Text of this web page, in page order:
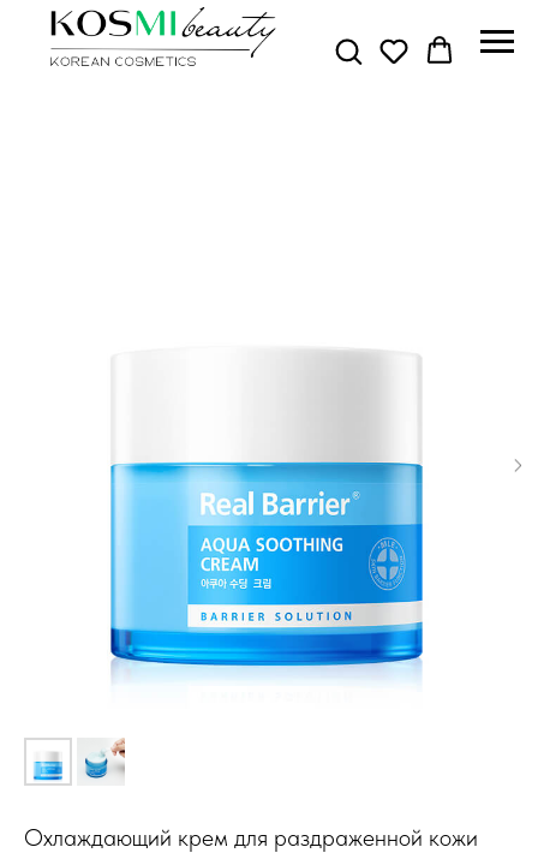
Охлаждающий крем для раздраженной кожи